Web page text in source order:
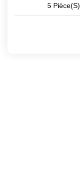
5 Pièce(s)